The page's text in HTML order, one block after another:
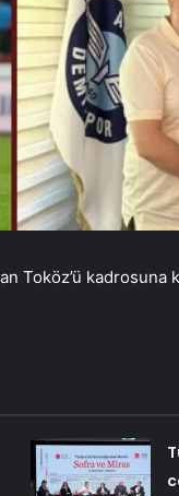
Toköz’ü kadrosuna